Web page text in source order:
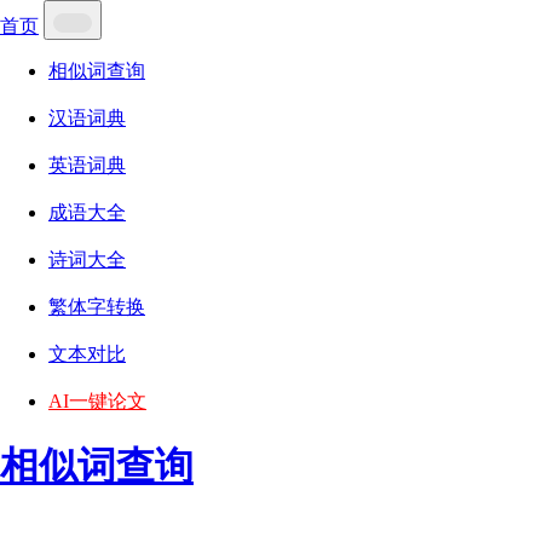
首页
相似词查询
汉语词典
英语词典
成语大全
诗词大全
繁体字转换
文本对比
AI一键论文
相似词查询